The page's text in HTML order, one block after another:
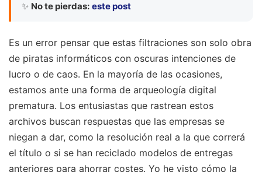
✨ No te pierdas: este post
Es un error pensar que estas filtraciones son solo obra
de piratas informáticos con oscuras intenciones de
lucro o de caos. En la mayoría de las ocasiones,
estamos ante una forma de arqueología digital
prematura. Los entusiastas que rastrean estos
archivos buscan respuestas que las empresas se
niegan a dar, como la resolución real a la que correrá
el título o si se han reciclado modelos de entregas
anteriores para ahorrar costes. Yo he visto cómo la